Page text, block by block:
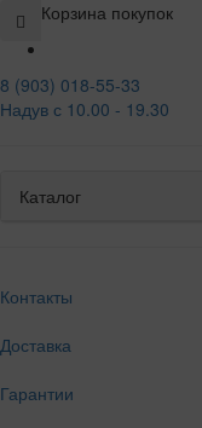
Корзина покупок
8 (903) 018-55-33
Надув с 10.00 - 19.30
Каталог
Контакты
Доставка
Гарантии